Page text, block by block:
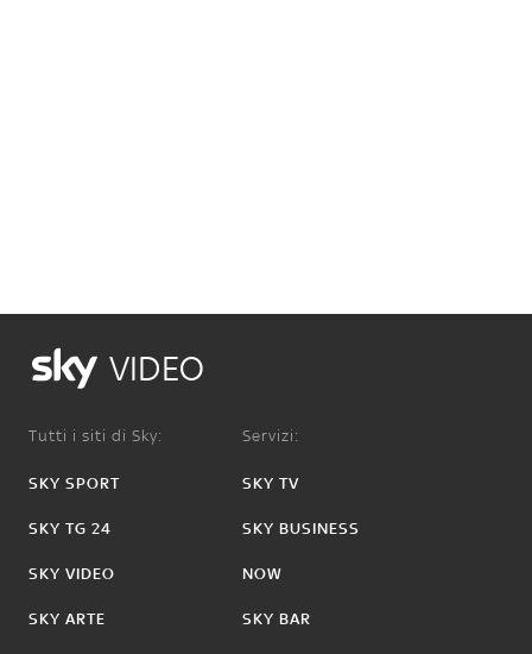
VIDEO
Tutti i siti di Sky:
SKY SPORT
SKY TG 24
SKY VIDEO
SKY ARTE
Servizi:
SKY TV
SKY BUSINESS
NOW
SKY BAR